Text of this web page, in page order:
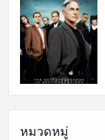
หมวดหมู่